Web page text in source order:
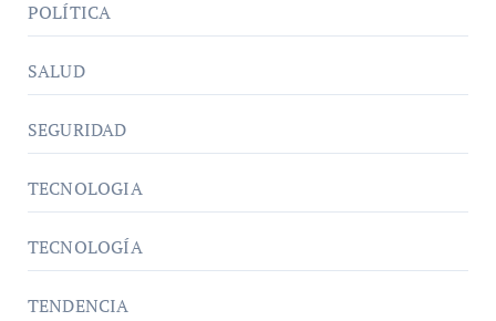
POLÍTICA
SALUD
SEGURIDAD
TECNOLOGIA
TECNOLOGÍA
TENDENCIA